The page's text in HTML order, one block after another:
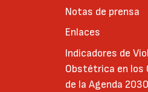
Notas de prensa
Enlaces
Indicadores de
Obstétrica en los
de la Agenda 2030